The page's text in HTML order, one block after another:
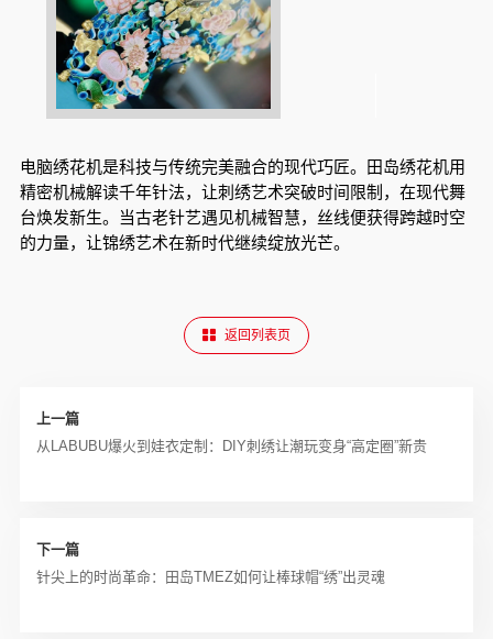
电脑绣花机是科技与传统完美融合的现代巧匠。田岛绣花机用
精密机械解读千年针法，让刺绣艺术突破时间限制，在现代舞
台焕发新生。当古老针艺遇见机械智慧，丝线便获得跨越时空
的力量，让锦绣艺术在新时代继续绽放光芒。
返回列表页
上一篇
从LABUBU爆火到娃衣定制：DIY刺绣让潮玩变身“高定圈”新贵
下一篇
针尖上的时尚革命：田岛TMEZ如何让棒球帽“绣”出灵魂